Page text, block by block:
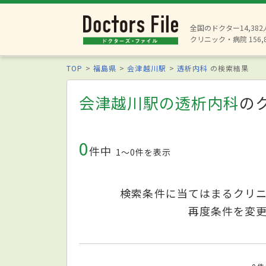
全国のドクター14,382
クリニック・病院
TOP 福島県 会津越川駅 透析内科 の検索結果
会津越川駅の透析内科の
0件中 1〜0件を表示
検索条件に当てはまるクリ
再度条件を変